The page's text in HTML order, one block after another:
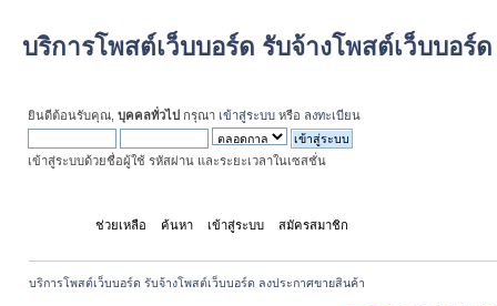
บริการโพสต์เว็บบอร์ด รับจ้างโพสต์เว็บบอร์
ยินดีต้อนรับคุณ, บุคคลทั่วไป กรุณา เข้าสู่ระบบ หรือ ลงทะเบียน
เข้าสู่ระบบด้วยชื่อผู้ใช้ รหัสผ่าน และระยะเวลาในเซสชั่น
ช่วยเหลือ ค้นหา เข้าสู่ระบบ สมัครสมาชิก
บริการโพสต์เว็บบอร์ด รับจ้างโพสต์เว็บบอร์ด ลงประกาศขายสินค้า